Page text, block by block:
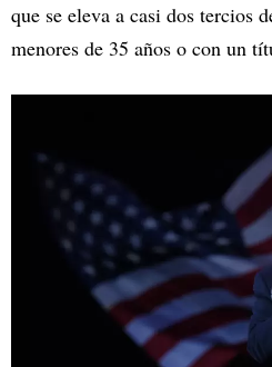
que se eleva a casi dos tercios
menores de 35 años o con un